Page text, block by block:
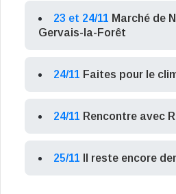
23 et 24/11 Marché de
Gervais-la-Forêt
24/11 Faites pour le
24/11 Rencontre avec
25/11 Il reste encore